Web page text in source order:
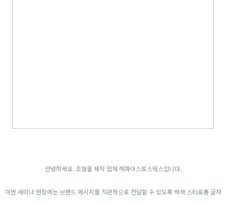
안녕하세요. 조형물 제작 업체 헤파이스토스웍스입니다.
이번 세미나 현장에는 브랜드 메시지를 직관적으로 전달할 수 있도록 백색 스티로폼 글자